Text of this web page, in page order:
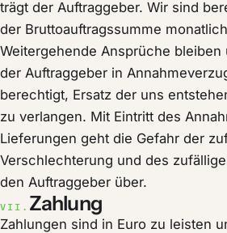
trägt der Auftraggeber. Wir sind
der Bruttoauftragssumme
Weitergehende Ansprüche bleiben
der Auftraggeber in
berechtigt, Ersatz der uns
zu verlangen. Mit Eintritt des
Lieferungen geht die Gefahr der
Verschlechterung und des
den Auftraggeber über.
VII. Zahlung
Zahlungen sind in Euro zu leisten